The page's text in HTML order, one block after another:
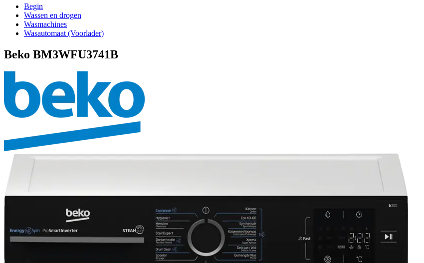
Begin
Wassen en drogen
Wasmachines
Wasautomaat (Voorlader)
Beko BM3WFU3741B